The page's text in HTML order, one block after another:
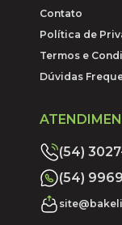
Contato
Política de
Termos e
Dúvidas
(54)
(54)